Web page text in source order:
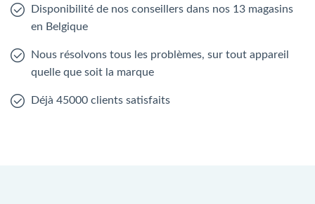
Disponibilité de nos conseillers dans nos 13 magasins
en Belgique
Nous résolvons tous les problèmes, sur tout appareil
quelle que soit la marque
Déjà 45000 clients satisfaits